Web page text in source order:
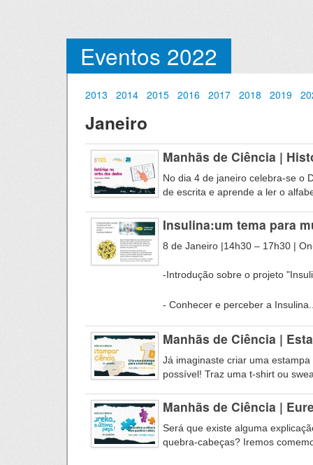
Eventos 2022
2013 2014 2015 2016 2017 2018 2019
Janeiro
Manhãs de Ciência |
No dia 4 de janeiro celebra-se o
de escrita e aprende a ler o
Insulina:um tema para
8 de Janeiro |14h30 – 17h30 |
-Introdução sobre o projeto
- Conhecer e perceber a
Manhãs de Ciência |
Já imaginaste criar uma
possível! Traz uma t-shirt ou
Manhãs de Ciência |
Será que existe alguma
quebra-cabeças? Iremos